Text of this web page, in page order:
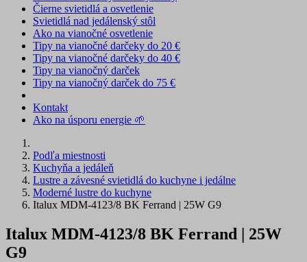
Čierne svietidlá a osvetlenie
Svietidlá nad jedálenský stôl
Ako na vianočné osvetlenie
Tipy na vianočné darčeky do 20 €
Tipy na vianočné darčeky do 40 €
Tipy na vianočný darček
Tipy na vianočný darček do 75 €
Kontakt
Ako na úsporu energie 🌱
Podľa miestnosti
Kuchyňa a jedáleň
Lustre a závesné svietidlá do kuchyne i jedálne
Moderné lustre do kuchyne
Italux MDM-4123/8 BK Ferrand | 25W G9
Italux MDM-4123/8 BK Ferrand | 25W
G9